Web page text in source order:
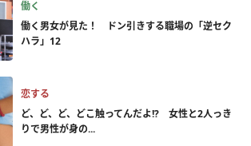
働く
働く男女が見た！ ドン引きする職場の「逆セク
ハラ」12
恋する
ど、ど、ど、どこ触ってんだよ!? 女性と2人っき
りで男性が身の...